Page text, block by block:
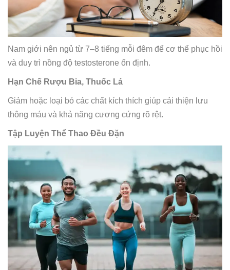
Nam giới nên ngủ từ 7–8 tiếng mỗi đêm để cơ thể phục hồi
và duy trì nồng độ testosterone ổn định.
Hạn Chế Rượu Bia, Thuốc Lá
Giảm hoặc loại bỏ các chất kích thích giúp cải thiện lưu
thông máu và khả năng cương cứng rõ rệt.
Tập Luyện Thể Thao Đều Đặn